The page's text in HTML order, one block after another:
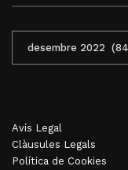
MENSUALS
Avís Legal
Clàusules Legals
Política de Cookies